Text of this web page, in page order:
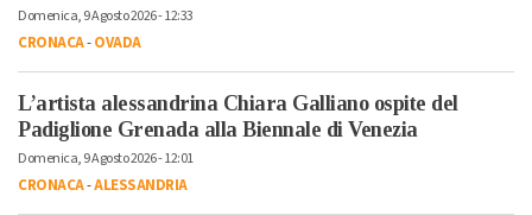
Domenica, 9 Agosto 2026 - 12:33
CRONACA-OVADA
L’artista alessandrina Chiara Galliano ospite del
Padiglione Grenada alla Biennale di Venezia
Domenica, 9 Agosto 2026 - 12:01
CRONACA-ALESSANDRIA